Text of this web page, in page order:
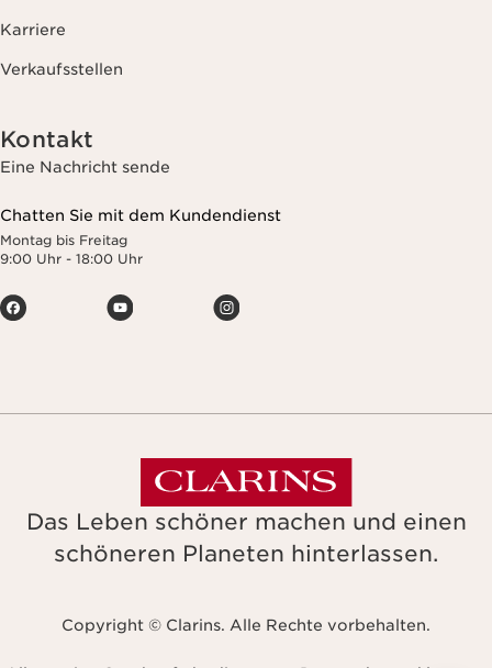
Karriere
Verkaufsstellen
Kontakt
Eine Nachricht sende
Chatten Sie mit dem Kundendienst
Montag bis Freitag
9:00 Uhr - 18:00 Uhr
Das Leben schöner machen und einen
schöneren Planeten hinterlassen.
Copyright © Clarins. Alle Rechte vorbehalten.